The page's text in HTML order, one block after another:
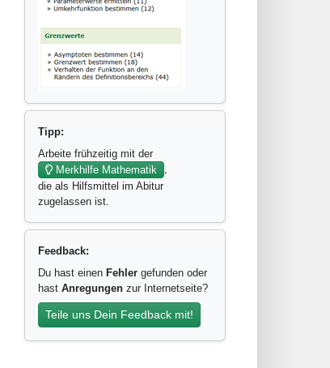
Tipp:
Arbeite frühzeitig mit der
Merkhilfe Mathematik
,
die als Hilfsmittel im Abitur
zugelassen ist.
Feedback:
Du hast einen Fehler gefunden oder
hast Anregungen zur Internetseite?
Teile uns Dein Feedback mit!